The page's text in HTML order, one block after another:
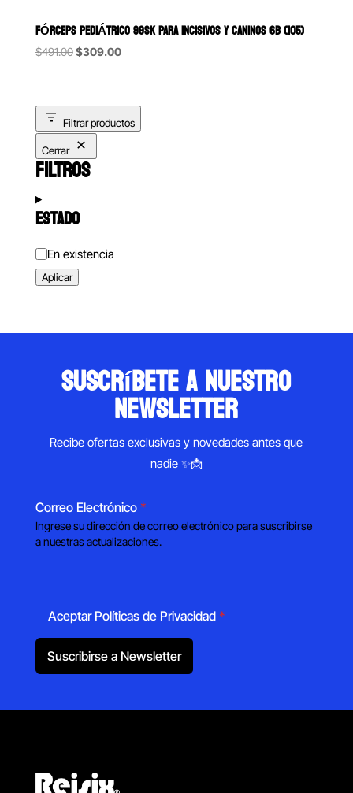
FÓRCEPS PEDIÁTRICO 99SK PARA INCISIVOS Y CANINOS 6B (105)
$491.00Original
$491.00.
$309.00Current
$309.00.
Filtrar productos
Cerrar
FILTROS
ESTADO
Estado
En existencia
Aplicar
suscríbete a nuestro
newsletter
Recibe ofertas exclusivas y novedades antes que
nadie ✨📩
Correo Electrónico *
Ingrese su dirección de correo electrónico para suscribirse
a nuestras actualizaciones.
Aceptar Políticas de Privacidad *
Suscribirse a Newsletter